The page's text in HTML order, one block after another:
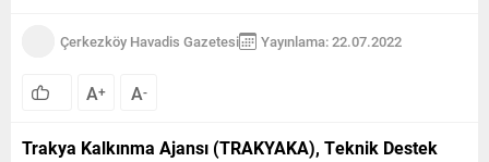
Çerkezköy Havadis Gazetesi Yayınlama: 22.07.2022
A+ A-
Trakya Kalkınma Ajansı (TRAKYAKA), Teknik Destek